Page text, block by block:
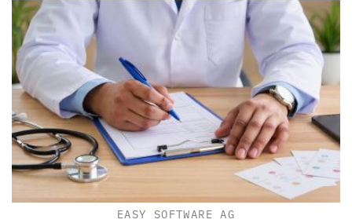
EASY SOFTWARE AG